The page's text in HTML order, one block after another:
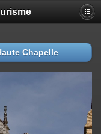
Chapelle